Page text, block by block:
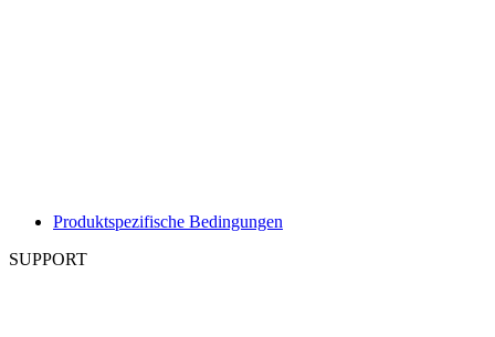
Produktspezifische Bedingungen
SUPPORT